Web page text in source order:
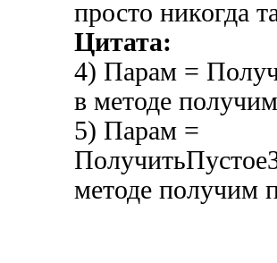
просто никогда
Цитата:
4) Парам =
в методе
5) Парам =
методе получим